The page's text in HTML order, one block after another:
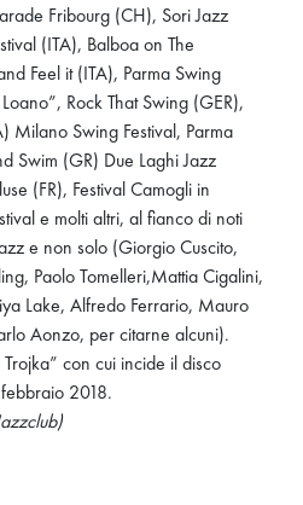
Fribourg (CH), Sori Jazz
(ITA), Balboa on The
Feel it (ITA), Parma Swing
Rock That Swing (GER),
Milano Swing Festival, Parma
Swim (GR) Due Laghi Jazz
(FR), Festival Camogli in
e molti altri, al fianco di noti
e non solo (Giorgio Cuscito,
Paolo Tomelleri,Mattia Cigalini,
Lake, Alfredo Ferrario, Mauro
Aonzo, per citarne alcuni).
con cui incide il disco
2018.